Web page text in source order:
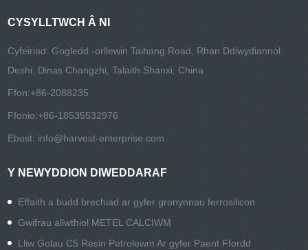
CYSYLLTWCH Â NI
Cyfeiriad: Gogledd -orllewin Taihang Road, Rhan Ddiwydiannol
Deshi, Dinas Changzhi, Talaith Shanxi, China
Ffon:+86-2088235
Ffonio:+86-18535532976
Ebost: info@harvest-enterprise.com
Y NEWYDDION DIWEDDARAF
Effaith a budd brechiad ar gyfer gronynnau ferrosilicon
Gwifrau allwthiol METEL CALCIWM
Lliw Golau C5 Resin Petrolewm Ar gyfer Paent Ffordd